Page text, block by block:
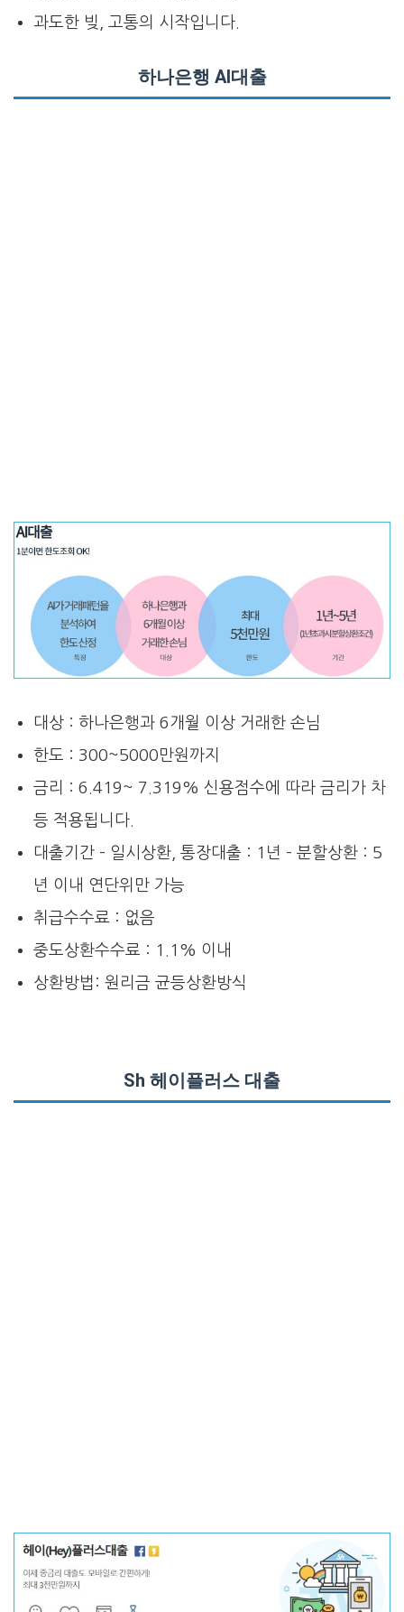
과도한 빚, 고통의 시작입니다.
하나은행 AI대출
대상 : 하나은행과 6개월 이상 거래한 손님
한도 : 300~5000만원까지
금리 : 6.419~ 7.319% 신용점수에 따라 금리가 차
등 적용됩니다.
대출기간 – 일시상환, 통장대출 : 1년 – 분할상환 : 5
년 이내 연단위만 가능
취급수수료 : 없음
중도상환수수료 : 1.1% 이내
상환방법: 원리금 균등상환방식
Sh 헤이플러스 대출